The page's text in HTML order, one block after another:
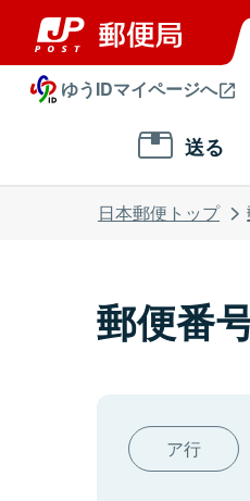
ゆうIDマイページへ
送る
日本郵便トップ
郵便番
ア行